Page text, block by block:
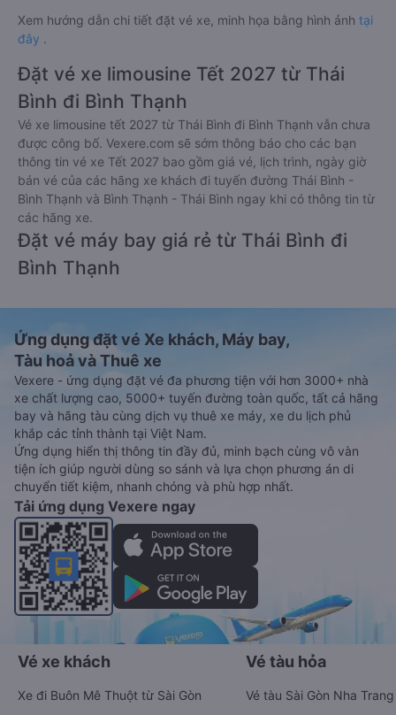
Xem hướng dẫn chi tiết đặt vé xe, minh họa bằng hình ảnh tại
đây .
Đặt vé xe limousine Tết 2027 từ Thái
Bình đi Bình Thạnh
Vé xe limousine tết 2027 từ Thái Bình đi Bình Thạnh vẫn chưa
được công bố. Vexere.com sẽ sớm thông báo cho các bạn
thông tin vé xe Tết 2027 bao gồm giá vé, lịch trình, ngày giờ
bán vé của các hãng xe khách đi tuyến đường Thái Bình -
Bình Thạnh và Bình Thạnh - Thái Bình ngay khi có thông tin từ
các hãng xe.
Đặt vé máy bay giá rẻ từ Thái Bình đi
Bình Thạnh
Ứng dụng đặt vé Xe khách, Máy bay,
Tàu hoả và Thuê xe
Vexere - ứng dụng đặt vé đa phương tiện với hơn 3000+ nhà
xe chất lượng cao, 5000+ tuyến đường toàn quốc, tất cả hãng
bay và hãng tàu cùng dịch vụ thuê xe máy, xe du lịch phủ
khắp các tỉnh thành tại Việt Nam.
Ứng dụng hiển thị thông tin đầy đủ, minh bạch cùng vô vàn
tiện ích giúp người dùng so sánh và lựa chọn phương án di
chuyển tiết kiệm, nhanh chóng và phù hợp nhất.
Tải ứng dụng Vexere ngay
Vé xe khách
Xe đi Buôn Mê Thuột từ Sài Gòn
Vé tàu hỏa
Vé tàu Sài Gòn Nha Trang